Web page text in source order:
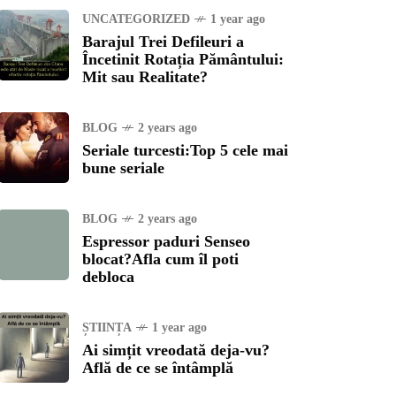
UNCATEGORIZED 1 year ago
Barajul Trei Defileuri a
Încetinit Rotația Pământului:
Mit sau Realitate?
BLOG 2 years ago
Seriale turcesti:Top 5 cele mai
bune seriale
BLOG 2 years ago
Espressor paduri Senseo
blocat?Afla cum îl poti
debloca
ȘTIINȚA 1 year ago
Ai simțit vreodată deja-vu?
Află de ce se întâmplă